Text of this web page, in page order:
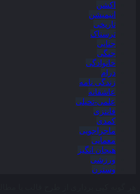
اکشن
انیمیشن
تاریخی
ترسناک
جنایی
جنگی
خانوادگی
درام
زندگی نامه
عاشقانه
علمی-تخیلی
فانتزی
کمدی
ماجراجویی
معمایی
هیجان انگیز
ورزشی
وسترن